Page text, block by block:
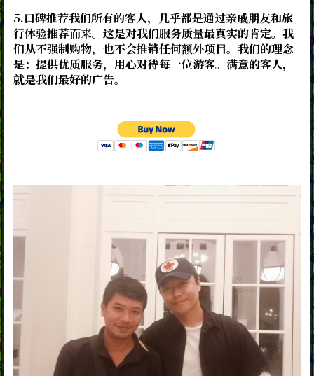
5.口碑推荐我们所有的客人，几乎都是通过亲戚朋友和旅
行体验推荐而来。这是对我们服务质量最真实的肯定。我
们从不强制购物，也不会推销任何额外项目。我们的理念
是：提供优质服务，用心对待每一位游客。满意的客人，
就是我们最好的广告。